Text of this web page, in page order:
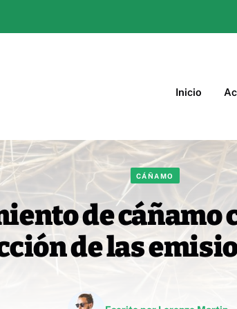
Inicio
CÁÑAMO
de cáñamo
de las